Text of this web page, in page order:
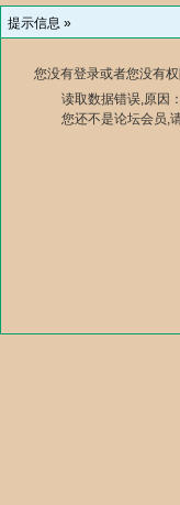
提示信息 »
您没有登录或者您没有
读取数据错误,原因
您还不是论坛会员,